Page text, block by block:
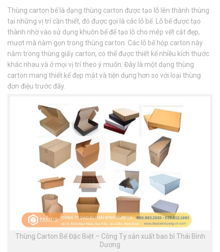
Thùng carton bế là dạng thùng carton được tạo lỗ lên thành thùng
tại những vị trí cần thiết, đó được gọi là các lỗ bế. Lỗ bế được tạo
thành nhờ vào sử dụng khuôn bế để tạo lỗ cho mép vết cắt đẹp,
mượt mà nằm gọn trong thùng carton. Các lỗ bế hộp carton này
nằm trong thùng giấy carton, có thể được thiết kế nhiều kích thước
khác nhau và ở mọi vị trí theo ý muốn. Đây là một dạng thùng
carton mang thiết kế đẹp mắt và tiện dụng hơn so với loại thùng
đơn điệu trước đây.
Thùng Carton Bế Đặc Biệt – Công Ty sản xuất bao bì Thái Bình
Dương